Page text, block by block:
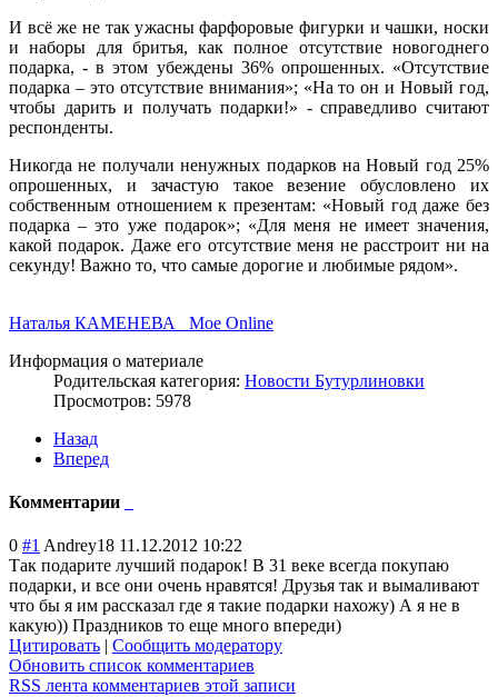
И всё же не так ужасны фарфоровые фигурки и чашки, носки
и наборы для бритья, как полное отсутствие новогоднего
подарка, - в этом убеждены 36% опрошенных. «Отсутствие
подарка – это отсутствие внимания»; «На то он и Новый год,
чтобы дарить и получать подарки!» - справедливо считают
респонденты.
Никогда не получали ненужных подарков на Новый год 25%
опрошенных, и зачастую такое везение обусловлено их
собственным отношением к презентам: «Новый год даже без
подарка – это уже подарок»; «Для меня не имеет значения,
какой подарок. Даже его отсутствие меня не расстроит ни на
секунду! Важно то, что самые дорогие и любимые рядом».
Наталья КАМЕНЕВА Мое Оnline
Информация о материале
Родительская категория: Новости Бутурлиновки
Просмотров: 5978
Назад
Вперед
Комментарии
0 #1 Andrey18 11.12.2012 10:22
Так подарите лучший подарок! В 31 веке всегда покупаю
подарки, и все они очень нравятся! Друзья так и вымаливают
что бы я им рассказал где я такие подарки нахожу) А я не в
какую)) Праздников то еще много впереди)
Цитировать | Сообщить модератору
Обновить список комментариев
RSS лента комментариев этой записи